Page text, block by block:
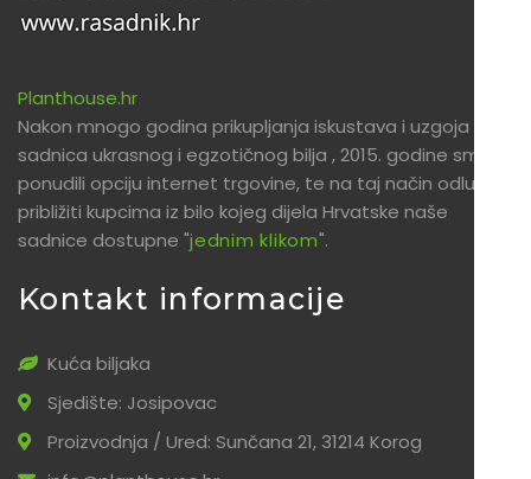
Planthouse.hr
Nakon mnogo godina prikupljanja iskustava i uzgoja
sadnica ukrasnog i egzotičnog bilja , 2015. godine smo
ponudili opciju internet trgovine, te na taj način odlučili
približiti kupcima iz bilo kojeg dijela Hrvatske naše
sadnice dostupne "jednim klikom".
Kontakt informacije
Kuća biljaka
Sjedište: Josipovac
Proizvodnja / Ured: Sunčana 21, 31214 Korog